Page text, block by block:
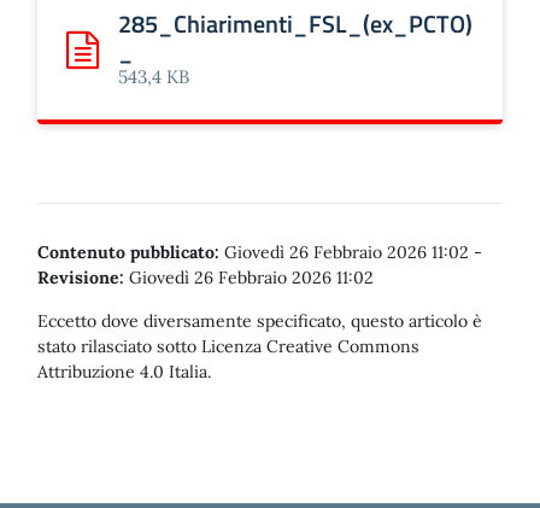
Scarica: 285_Chiarimenti_FSL_(ex_PCTO)_
285_Chiarimenti_FSL_(ex_PCTO)
543,4 KB
Contenuto pubblicato: Giovedì 26 Febbraio 2026 11:02 -
Revisione: Giovedì 26 Febbraio 2026 11:02
Eccetto dove diversamente specificato, questo articolo è
stato rilasciato sotto Licenza Creative Commons
Attribuzione 4.0 Italia.